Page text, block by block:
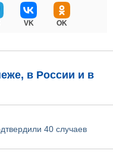
VK OK
в России и в
40 случаев